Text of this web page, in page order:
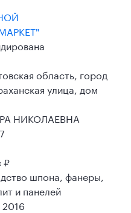
область, город
улица, дом
НИКОЛАЕВНА
₽
шпона, фанеры,
и панелей